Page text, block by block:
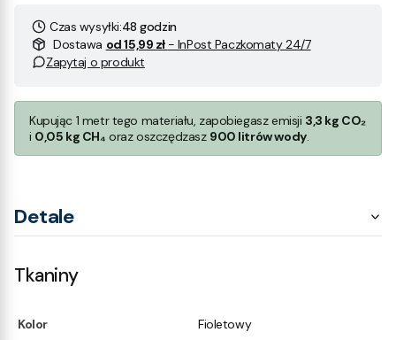
Czas wysyłki:48 godzin
Dostawa od 15,99 zł - InPost Paczkomaty 24/7
Zapytaj o produkt
Kupując 1 metr tego materiału, zapobiegasz emisji 3,3 kg CO₂
i 0,05 kg CH₄ oraz oszczędzasz 900 litrów wody.
Detale
Tkaniny
Kolor
Fioletowy